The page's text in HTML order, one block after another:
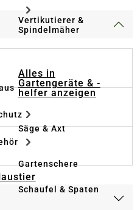
Vertikutierer &
Spindelmäher
Alles in
Gartengeräte & -
helfer anzeigen
Säge & Axt
Gartenschere
Schaufel & Spaten